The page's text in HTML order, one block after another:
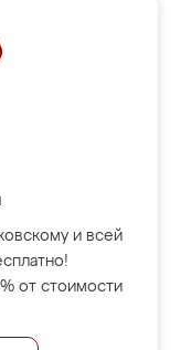
и всей
от стоимости